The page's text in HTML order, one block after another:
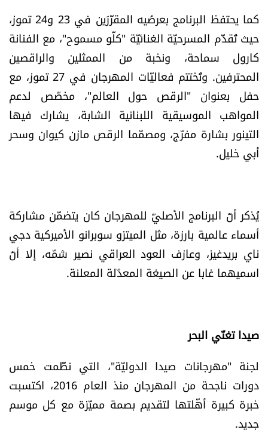
كما يحتفظ البرنامج بعرضَيه المقرّرَين في 23 و24 تموز،
حيث تُقدَّم المسرحيّة الغنائيّة "كلّو مسموح"، مع الفنانة
كارول سماحة، ونخبة من الممثلين والراقصين
المحترفين. وتُختتم فعاليّات المهرجان في 27 تموز، مع
حفل بعنوان "الرقص حول العالم"، مخصّص لدعم
المواهب الموسيقية اللبنانية الشابة، يشارك فيها
التينور بشارة مفرّج، ومصمّما الرقص مازن كيوان وسحر
أبي خليل.
يُذكر أنّ البرنامج الأصليّ للمهرجان كان يتضمّن مشاركة
أسماء عالمية بارزة، مثل الميتزو سوبرانو الأميركية دجي
ناي بريدغيز، وعازف العود العراقي نصير شمّه، إلا أنّ
اسميهما غابا عن الصيغة المعدّلة المعلنة.
صيدا تغنّي البحر
لجنة "مهرجانات صيدا الدوليّة"، التي نظّمت خمس
دورات ناجحة من المهرجان منذ العام 2016، اكتسبت
خبرة كبيرة أهّلتها لتقديم بصمة مميّزة مع كل موسم
جديد.